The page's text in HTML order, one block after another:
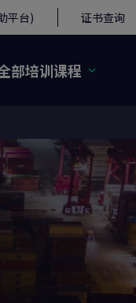
平台) 证书查询
部培训课程